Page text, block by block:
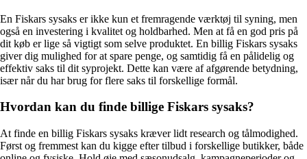
En Fiskars sysaks er ikke kun et fremragende værktøj til syning, men
også en investering i kvalitet og holdbarhed. Men at få en god pris på
dit køb er lige så vigtigt som selve produktet. En billig Fiskars sysaks
giver dig mulighed for at spare penge, og samtidig få en pålidelig og
effektiv saks til dit syprojekt. Dette kan være af afgørende betydning,
især når du har brug for flere saks til forskellige formål.
Hvordan kan du finde billige Fiskars sysaks?
At finde en billig Fiskars sysaks kræver lidt research og tålmodighed.
Først og fremmest kan du kigge efter tilbud i forskellige butikker, både